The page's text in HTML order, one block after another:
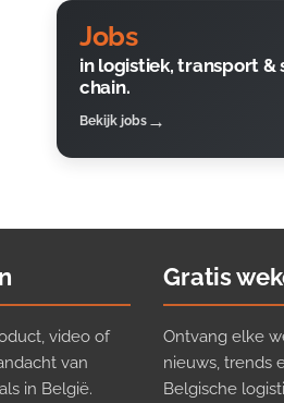
Jobs
in logistiek, transport &
chain.
Bekijk jobs
video of
van
in België.
Gratis
Ontvang elke
nieuws, trends
Belgische